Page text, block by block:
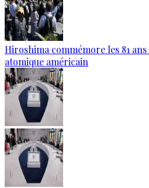
Hiroshima commémore les 81
atomique américain